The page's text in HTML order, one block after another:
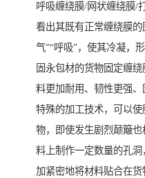
呼吸缠绕膜/网状缠绕膜/
看出其既有正常缠绕膜
气”“呼吸”，使其冷凝，
固永包材的货物固定缠
料更加耐用、韧性更强
特殊的加工技术，可以
物，即使发生剧烈颠簸
料上制作一定数量的孔
加紧密地将材料贴合在